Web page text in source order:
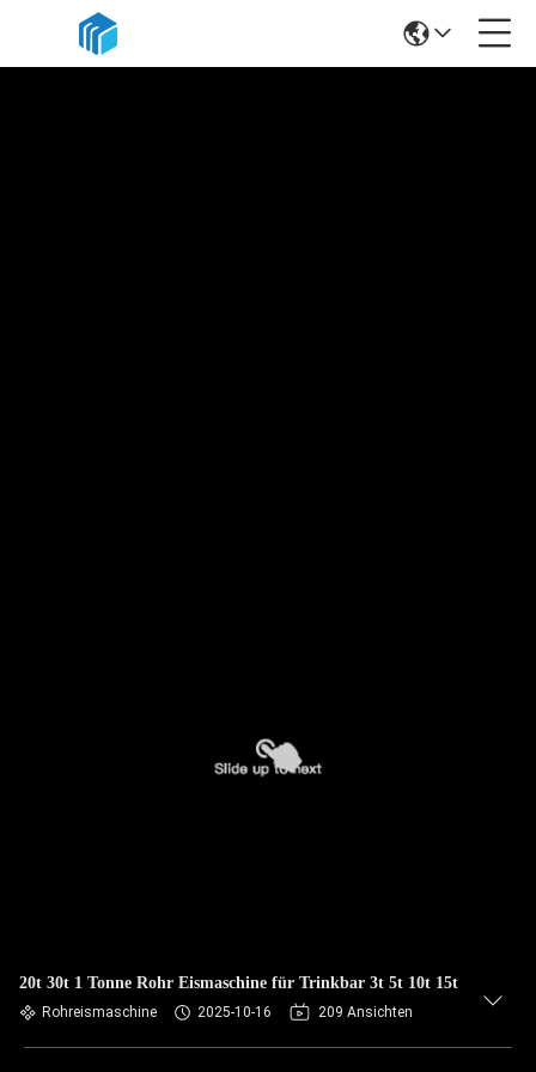
20t 30t 1 Tonne Rohr Eismaschine für Trinkbar 3t 5t 10t 15t
Rohreismaschine 2025-10-16 209 Ansichten